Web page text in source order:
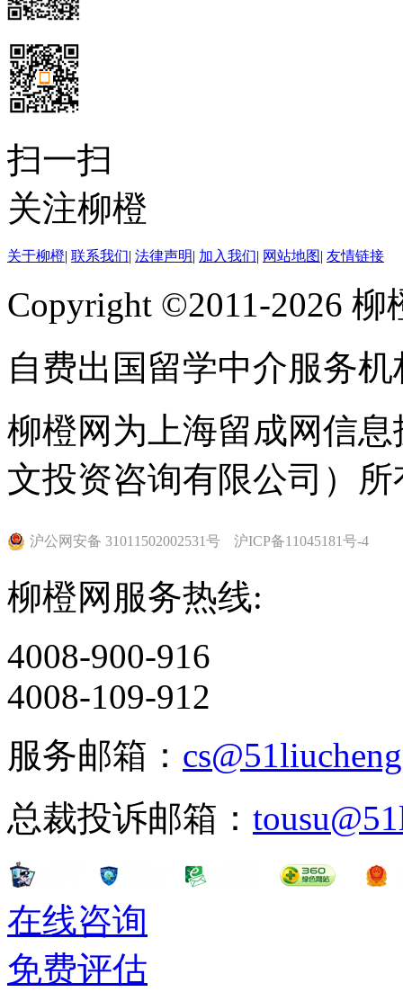
扫一扫
关注柳橙
关于柳橙| 联系我们| 法律声明| 加入我们| 网站地图| 友情链接
Copyright ©2011-2026
自费出国留学中介服务
柳橙网为上海留成网信
文投资咨询有限公司）所
沪公网安备 31011502002531号 沪ICP备11045181号-4
柳橙网服务热线:
4008-900-916
4008-109-912
服务邮箱：
总裁投诉邮箱：
在线咨询
免费评估